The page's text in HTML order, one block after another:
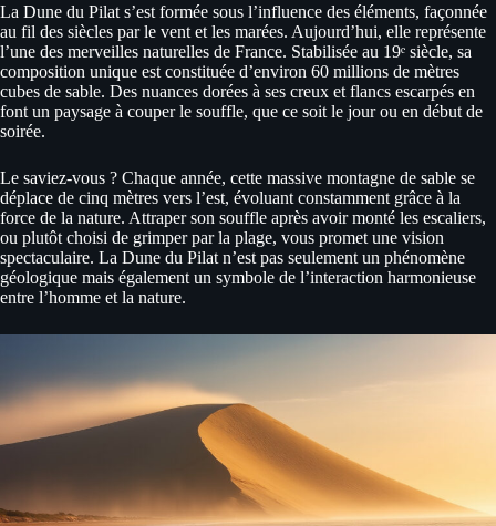
La Dune du Pilat s’est formée sous l’influence des éléments, façonnée
au fil des siècles par le vent et les marées. Aujourd’hui, elle représente
l’une des merveilles naturelles de France. Stabilisée au 19ᵉ siècle, sa
composition unique est constituée d’environ 60 millions de mètres
cubes de sable. Des nuances dorées à ses creux et flancs escarpés en
font un paysage à couper le souffle, que ce soit le jour ou en début de
soirée.
Le saviez-vous ? Chaque année, cette massive montagne de sable se
déplace de cinq mètres vers l’est, évoluant constamment grâce à la
force de la nature. Attraper son souffle après avoir monté les escaliers,
ou plutôt choisi de grimper par la plage, vous promet une vision
spectaculaire. La Dune du Pilat n’est pas seulement un phénomène
géologique mais également un symbole de l’interaction harmonieuse
entre l’homme et la nature.